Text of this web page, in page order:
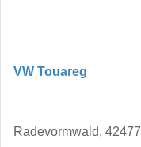
VW Touareg
Radevormwald, 42477